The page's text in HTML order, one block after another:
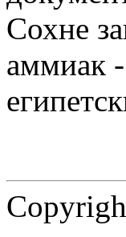
Сохне
аммиак